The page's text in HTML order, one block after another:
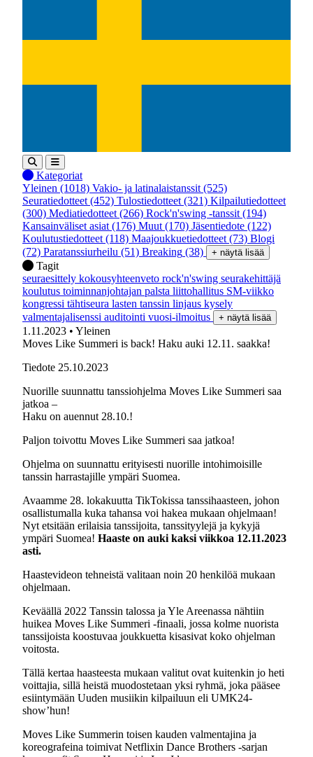
Kategoriat
Yleinen (1018) Vakio- ja latinalaistanssit (525)
Seuratiedotteet (452) Tulostiedotteet (321) Kilpailutiedotteet
(300) Mediatiedotteet (266) Rock'n'swing -tanssit (194)
Kansainväliset asiat (176) Muut (170) Jäsentiedote (122)
Koulutustiedotteet (118) Maajoukkuetiedotteet (73) Blogi
(72) Paratanssiurheilu (51) Breaking (38) + näytä lisää
Tagit
seuraesittely kokousyhteenveto rock'n'swing seurakehittäjä
koulutus toiminnanjohtajan palsta liittohallitus SM-viikko
kongressi tähtiseura lasten tanssin linjaus kysely
valmentajalisenssi auditointi vuosi-ilmoitus + näytä lisää
1.11.2023 • Yleinen
Moves Like Summeri is back! Haku auki 12.11. saakka!
Tiedote 25.10.2023
Nuorille suunnattu tanssiohjelma Moves Like Summeri saa
jatkoa –
Haku on auennut 28.10.!
Paljon toivottu Moves Like Summeri saa jatkoa!
Ohjelma on suunnattu erityisesti nuorille intohimoisille
tanssin harrastajille ympäri Suomea.
Avaamme 28. lokakuutta TikTokissa tanssihaasteen, johon
osallistumalla kuka tahansa voi hakea mukaan ohjelmaan!
Nyt etsitään erilaisia tanssijoita, tanssityylejä ja kykyjä
ympäri Suomea! Haaste on auki kaksi viikkoa 12.11.2023
asti.
Haastevideon tehneistä valitaan noin 20 henkilöä mukaan
ohjelmaan.
Keväällä 2022 Tanssin talossa ja Yle Areenassa nähtiin
huikea Moves Like Summeri -finaali, jossa kolme nuorista
tanssijoista koostuvaa joukkuetta kisasivat koko ohjelman
voitosta.
Tällä kertaa haasteesta mukaan valitut ovat kuitenkin jo heti
voittajia, sillä heistä muodostetaan yksi ryhmä, joka pääsee
esiintymään Uuden musiikin kilpailuun eli UMK24-
show’hun!
Moves Like Summerin toisen kauden valmentajina ja
koreografeina toimivat Netflixin Dance Brothers -sarjan